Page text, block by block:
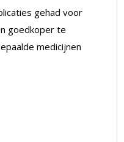
gehad voor
goedkoper te
medicijnen